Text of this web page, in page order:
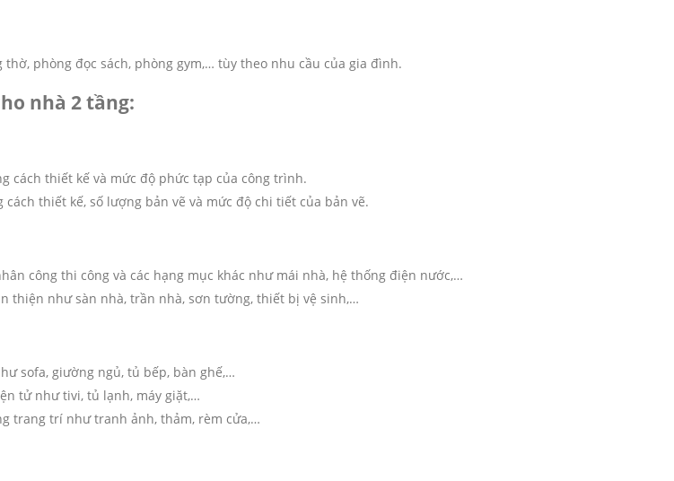
phòng đọc sách, phòng gym,… tùy theo nhu cầu của gia đình.
nhà 2 tầng:
cách thiết kế và mức độ phức tạp của công trình.
thiết kế, số lượng bản vẽ và mức độ chi tiết của bản vẽ.
công thi công và các hạng mục khác như mái nhà, hệ thống điện nước,…
thiện như sàn nhà, trần nhà, sơn tường, thiết bị vệ sinh,…
sofa, giường ngủ, tủ bếp, bàn ghế,…
tử như tivi, tủ lạnh, máy giặt,…
trang trí như tranh ảnh, thảm, rèm cửa,…